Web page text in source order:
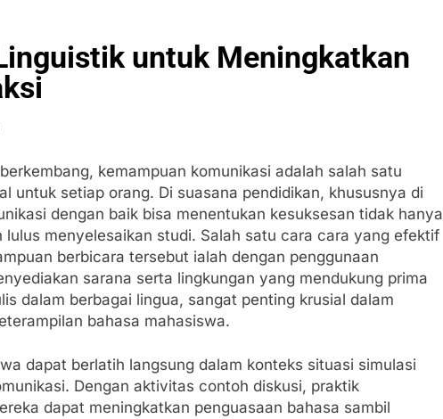
untuk Meningkatkan
kemampuan komunikasi adalah salah satu
untuk setiap orang. Di suasana pendidikan, khususnya di
dengan baik bisa menentukan kesuksesan tidak hanya
menyelesaikan studi. Salah satu cara cara yang efektif
berbicara tersebut ialah dengan penggunaan
sarana serta lingkungan yang mendukung prima
dalam berbagai lingua, sangat penting krusial dalam
bahasa mahasiswa.
dapat berlatih langsung dalam konteks situasi simulasi
Dengan aktivitas contoh diskusi, praktik
dapat meningkatkan penguasaan bahasa sambil